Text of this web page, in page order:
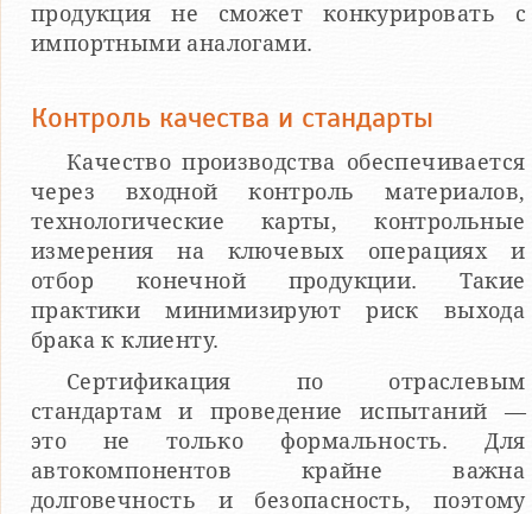
продукция не сможет конкурировать с
импортными аналогами.
Контроль качества и стандарты
Качество производства обеспечивается
через входной контроль материалов,
технологические карты, контрольные
измерения на ключевых операциях и
отбор конечной продукции. Такие
практики минимизируют риск выхода
брака к клиенту.
Сертификация по отраслевым
стандартам и проведение испытаний —
это не только формальность. Для
автокомпонентов крайне важна
долговечность и безопасность, поэтому